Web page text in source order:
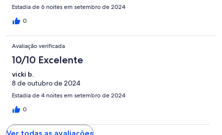
Estadia de 6 noites em setembro de 2024
0
Avaliação verificada
10/10 Excelente
vicki b.
8 de outubro de 2024
Estadia de 4 noites em setembro de 2024
0